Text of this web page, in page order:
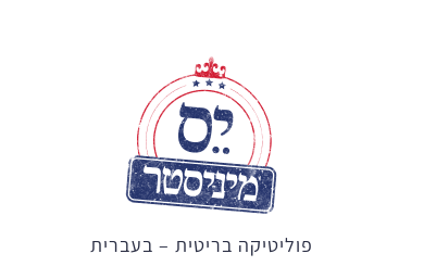
פוליטיקה בריטית – בעברית